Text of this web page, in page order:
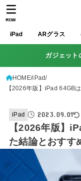
iPad ARグラス
MENU
ガジェット
HOME iPad
【2026年版】iPad 64GB
iPad 2023.09.01
【2026年版】
た結論とおすす